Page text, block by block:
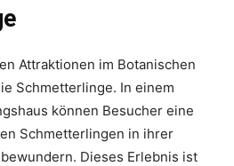
Attraktionen im Botanischen
Schmetterlinge. In einem
können Besucher eine
Schmetterlingen in ihrer
Dieses Erlebnis ist